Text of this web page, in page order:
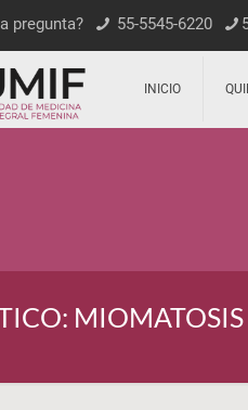
pregunta? 55-5545-6220
INICIO
MIOMATOSIS